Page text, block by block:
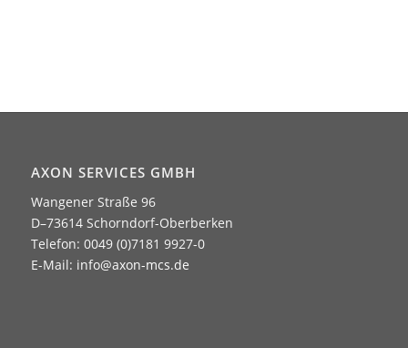
AXON SERVICES GMBH
Wangener Straße 96
D–73614 Schorndorf-Oberberken
Telefon: 0049 (0)7181 9927-0
E-Mail: info@axon-mcs.de